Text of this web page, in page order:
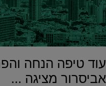
עוד טיפה הנחה
אביסרור מציגה ...